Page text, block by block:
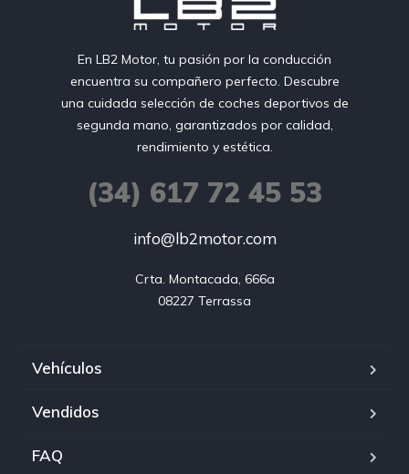
En LB2 Motor, tu pasión por la conducción
encuentra su compañero perfecto. Descubre
una cuidada selección de coches deportivos de
segunda mano, garantizados por calidad,
rendimiento y estética.
(34) 617 72 45 53
info@lb2motor.com
Crta. Montacada, 666a
08227 Terrassa
Vehículos
Vendidos
FAQ